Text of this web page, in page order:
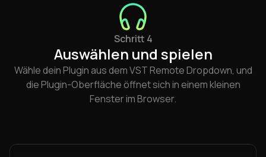
Schritt 4
Auswählen und spielen
Wähle dein Plugin aus dem VST Remote Dropdown, und
die Plugin-Oberfläche öffnet sich in einem kleinen
Fenster im Browser.